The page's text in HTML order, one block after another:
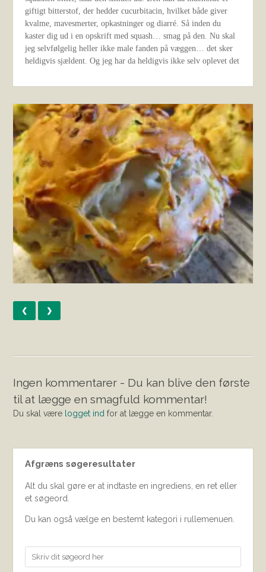
giftigt bitterstof, der hedder cucurbitacin, hvilket både giver
kvalme, mavesmerter, opkastninger og diarré. Så inden du
kaster dig ud i en opskrift med squash… smag på den. Nu skal
jeg selvfølgelig heller ikke male fanden på væggen… det sker
heldigvis sjældent. Og jeg har da heldigvis ikke selv oplevet det
❮ ❯
Ingen kommentarer - Du kan blive den første
til at lægge en smagfuld kommentar!
Du skal være logget ind for at lægge en kommentar.
Afgræns søgeresultater
Alt du skal gøre er at indtaste en ingrediens, en ret eller
et søgeord.
Du kan også vælge en bestemt kategori i rullemenuen.